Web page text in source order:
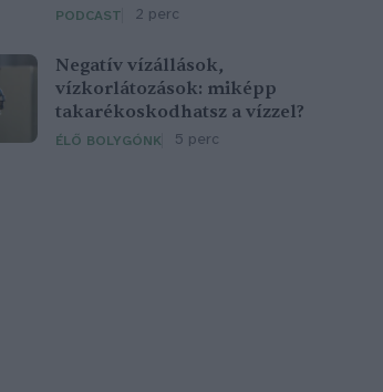
PODCAST 2 perc
Negatív vízállások,
vízkorlátozások: miképp
takarékoskodhatsz a vízzel?
ÉLŐ BOLYGÓNK 5 perc